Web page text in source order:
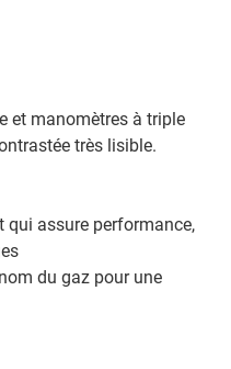
et manomètres à triple
très lisible.
qui assure performance,
du gaz pour une